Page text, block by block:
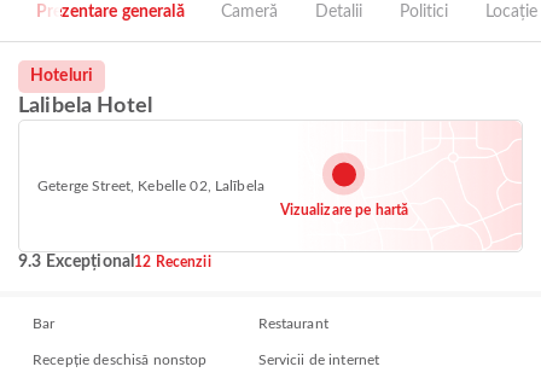
Prezentare generală Cameră Detalii Politici Locație
Hoteluri
Lalibela Hotel
Geterge Street, Kebelle 02, Lalībela
Vizualizare pe hartă
9.3 Excepțional 12 Recenzii
Bar Restaurant
Recepție deschisă nonstop Servicii de internet